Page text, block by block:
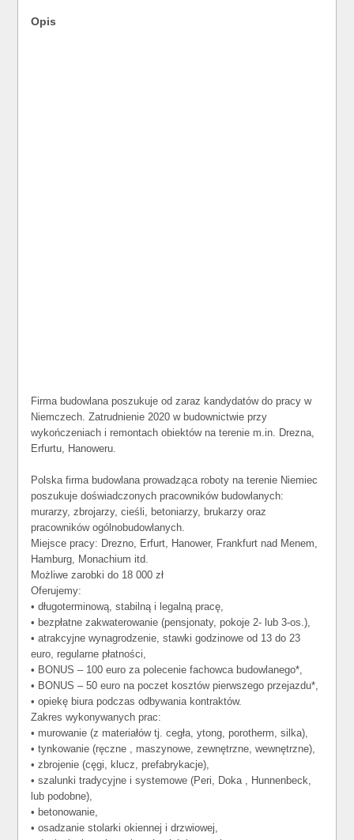
Opis
Firma budowlana poszukuje od zaraz kandydatów do pracy w
Niemczech. Zatrudnienie 2020 w budownictwie przy
wykończeniach i remontach obiektów na terenie m.in. Drezna,
Erfurtu, Hanoweru.
Polska firma budowlana prowadząca roboty na terenie Niemiec
poszukuje doświadczonych pracowników budowlanych:
murarzy, zbrojarzy, cieśli, betoniarzy, brukarzy oraz
pracowników ogólnobudowlanych.
Miejsce pracy: Drezno, Erfurt, Hanower, Frankfurt nad Menem,
Hamburg, Monachium itd.
Możliwe zarobki do 18 000 zł
Oferujemy:
• długoterminową, stabilną i legalną pracę,
• bezpłatne zakwaterowanie (pensjonaty, pokoje 2- lub 3-os.),
• atrakcyjne wynagrodzenie, stawki godzinowe od 13 do 23
euro, regularne płatności,
• BONUS – 100 euro za polecenie fachowca budowlanego*,
• BONUS – 50 euro na poczet kosztów pierwszego przejazdu*,
• opiekę biura podczas odbywania kontraktów.
Zakres wykonywanych prac:
• murowanie (z materiałów tj. cegła, ytong, porotherm, silka),
• tynkowanie (ręczne , maszynowe, zewnętrzne, wewnętrzne),
• zbrojenie (cęgi, klucz, prefabrykacje),
• szalunki tradycyjne i systemowe (Peri, Doka , Hunnenbeck,
lub podobne),
• betonowanie,
• osadzanie stolarki okiennej i drzwiowej,